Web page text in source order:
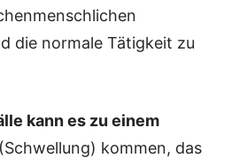
die normale Tätigkeit zu
kann es zu einem
(Schwellung) kommen, das